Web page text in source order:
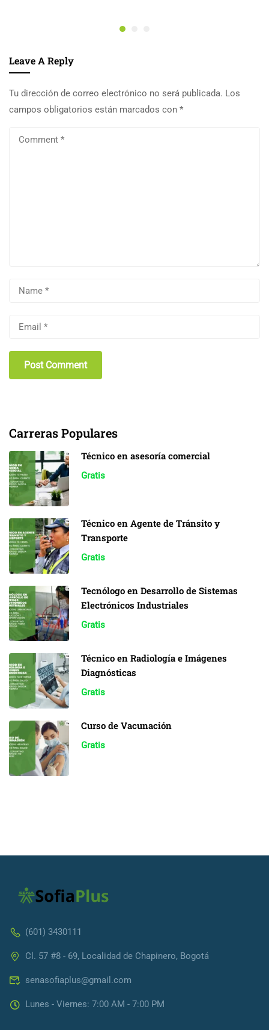
Leave A Reply
Tu dirección de correo electrónico no será publicada. Los
campos obligatorios están marcados con *
Carreras Populares
Técnico en asesoría comercial
Gratis
Técnico en Agente de Tránsito y
Transporte
Gratis
Tecnólogo en Desarrollo de Sistemas
Electrónicos Industriales
Gratis
Técnico en Radiología e Imágenes
Diagnósticas
Gratis
Curso de Vacunación
Gratis
(601) 3430111
Cl. 57 #8 - 69, Localidad de Chapinero, Bogotá
senasofiaplus@gmail.com
Lunes - Viernes: 7:00 AM - 7:00 PM